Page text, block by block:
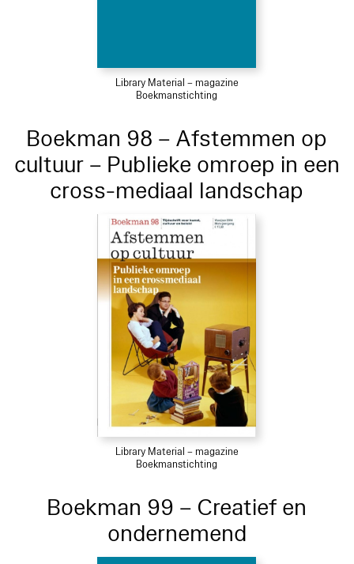
Library Material – magazine
Boekmanstichting
Boekman 98 – Afstemmen op
cultuur – Publieke omroep in een
cross-mediaal landschap
Library Material – magazine
Boekmanstichting
Boekman 99 – Creatief en
ondernemend